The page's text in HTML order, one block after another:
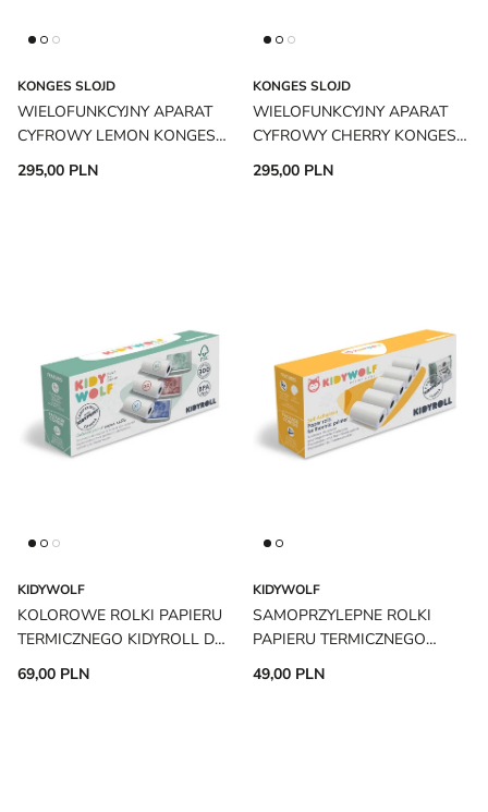
KONGES SLOJD
WIELOFUNKCYJNY APARAT
CYFROWY LEMON KONGES
295,00 PLN
KONGES SLOJD
WIELOFUNKCYJNY APARAT
CYFROWY CHERRY KONGES
295,00 PLN
KIDYWOLF
KOLOROWE ROLKI PAPIERU
TERMICZNEGO KIDYROLL DO
APARATU KIDYPRINT
69,00 PLN
KIDYWOLF
SAMOPRZYLEPNE ROLKI
PAPIERU TERMICZNEGO
KIDYROLL DO APARATU
KIDYPRINT
49,00 PLN